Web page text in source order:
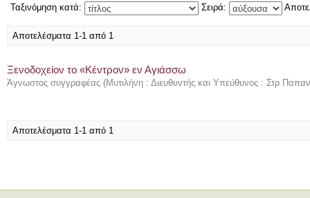
Ταξινόμηση κατά: Σειρά:
Αποτελέσματα 1-1 από 1
Ξενοδοχείον το «Κέντρον» εν Αγιάσσω
Άγνωστος συγγραφέας (Μυτιλήνη : Διευθυντής και Υπεύθυνος : Στρ
Αποτελέσματα 1-1 από 1